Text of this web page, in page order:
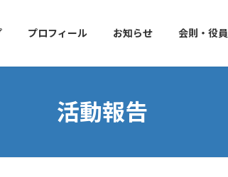
プロフィール お知らせ 会則・役員
活動報告